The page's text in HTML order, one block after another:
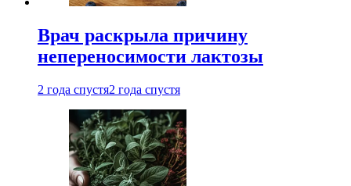
Врач раскрыла причину
непереносимости лактозы
2 года спустя2 года спустя